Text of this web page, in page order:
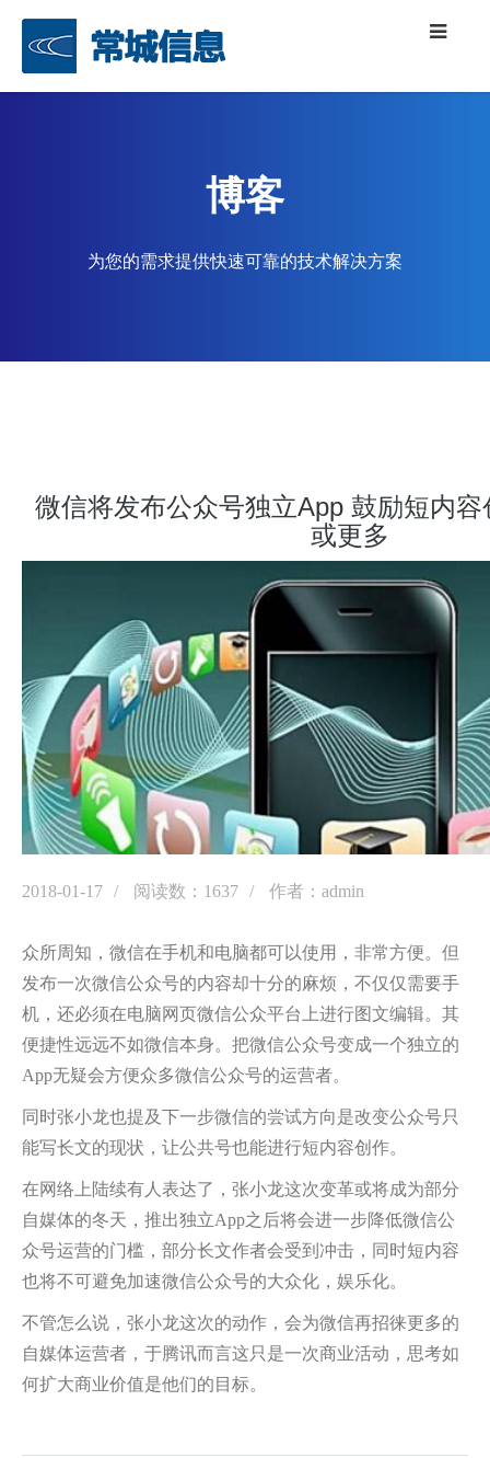
博客
为您的需求提供快速可靠的技术解决方案
微信将发布公众号独立App 鼓励短内
或更多
2018-01-17 阅读数：1637 作者：admin
众所周知，微信在手机和电脑都可以使用，非常方便。但
发布一次微信公众号的内容却十分的麻烦，不仅仅需要手
机，还必须在电脑网页微信公众平台上进行图文编辑。其
便捷性远远不如微信本身。把微信公众号变成一个独立的
App无疑会方便众多微信公众号的运营者。
同时张小龙也提及下一步微信的尝试方向是改变公众号只
能写长文的现状，让公共号也能进行短内容创作。
在网络上陆续有人表达了，张小龙这次变革或将成为部分
自媒体的冬天，推出独立App之后将会进一步降低微信公
众号运营的门槛，部分长文作者会受到冲击，同时短内容
也将不可避免加速微信公众号的大众化，娱乐化。
不管怎么说，张小龙这次的动作，会为微信再招徕更多的
自媒体运营者，于腾讯而言这只是一次商业活动，思考如
何扩大商业价值是他们的目标。